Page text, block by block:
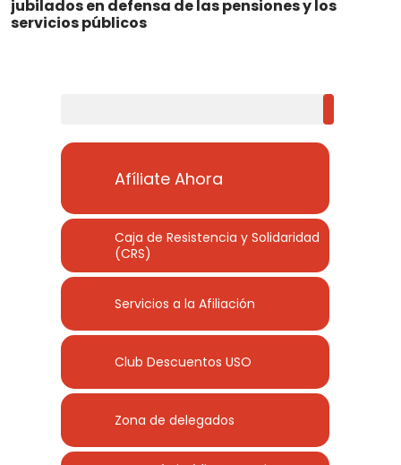
jubilados en defensa de las pensiones y los
servicios públicos
Afíliate Ahora
Caja de Resistencia y Solidaridad
(CRS)
Servicios a la Afiliación
Club Descuentos USO
Zona de delegados